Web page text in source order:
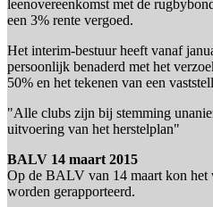
leenovereenkomst met de
een 3% rente vergoed.
Het interim-bestuur heeft vanaf
persoonlijk benaderd met het
50% en het tekenen van een
"Alle clubs zijn bij stemming
uitvoering van het herstelplan"
BALV 14 maart 2015
Op de BALV van 14 maart kon het
worden gerapporteerd.